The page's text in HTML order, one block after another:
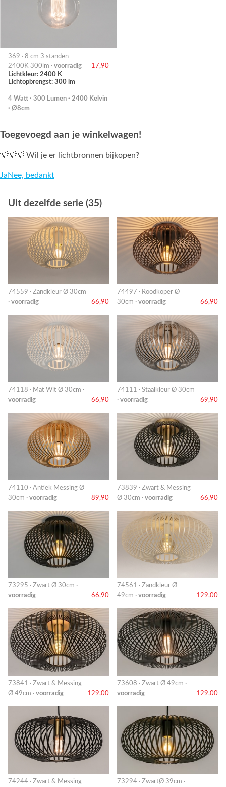
369 · 8 cm 3 standen
2400K 300lm · voorradig
17,90
Lichtkleur: 2400 K
Lichtopbrengst: 300 lm
4 Watt · 300 Lumen · 2400 Kelvin
· Ø8cm
Toegevoegd aan je winkelwagen!
💡💡💡 Wil je er lichtbronnen bijkopen?
JaNee, bedankt
Uit dezelfde serie (35)
74559 · Zandkleur Ø 30cm
· voorradig 66,90
74497 · Roodkoper Ø
30cm · voorradig 66,90
74118 · Mat Wit Ø 30cm ·
voorradig
66,90
74111 · Staalkleur Ø 30cm
· voorradig 69,90
74110 · Antiek Messing Ø
30cm · voorradig 89,90
73839 · Zwart & Messing
Ø 30cm · voorradig 66,90
73295 · Zwart Ø 30cm ·
voorradig
66,90
74561 · Zandkleur Ø
49cm · voorradig 129,00
73841 · Zwart & Messing
Ø 49cm · voorradig 129,00
73608 · Zwart Ø 49cm ·
voorradig
129,00
74244 · Zwart & Messing
73294 · ZwartØ 39cm ·